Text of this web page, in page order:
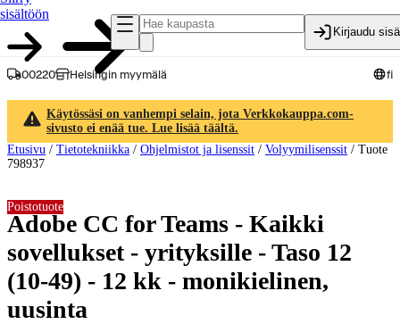
sisältöön
Kirjaudu
00220 Helsingin myymälä fi
Käytössäsi on vanhempi selain, jota Verkkokauppa.com-
sivusto ei enää tue. Lue lisää täältä.
Etusivu / Tietotekniikka / Ohjelmistot ja lisenssit / Volyymilisenssit / Tuote
798937
Adobe CC for Teams - Kaikki
sovellukset - yrityksille - Taso 12
(10-49) - 12 kk - monikielinen,
uusinta
Poistotuote